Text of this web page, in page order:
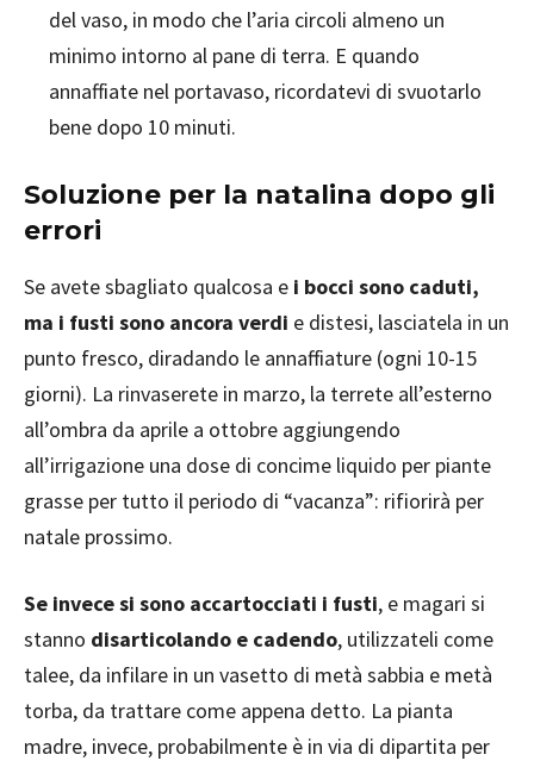
del vaso, in modo che l’aria circoli almeno un
minimo intorno al pane di terra. E quando
annaffiate nel portavaso, ricordatevi di svuotarlo
bene dopo 10 minuti.
Soluzione per la natalina dopo gli
errori
Se avete sbagliato qualcosa e i bocci sono caduti,
ma i fusti sono ancora verdi e distesi, lasciatela in un
punto fresco, diradando le annaffiature (ogni 10-15
giorni). La rinvaserete in marzo, la terrete all’esterno
all’ombra da aprile a ottobre aggiungendo
all’irrigazione una dose di concime liquido per piante
grasse per tutto il periodo di “vacanza”: rifiorirà per
natale prossimo.
Se invece si sono accartocciati i fusti, e magari si
stanno disarticolando e cadendo, utilizzateli come
talee, da infilare in un vasetto di metà sabbia e metà
torba, da trattare come appena detto. La pianta
madre, invece, probabilmente è in via di dipartita per